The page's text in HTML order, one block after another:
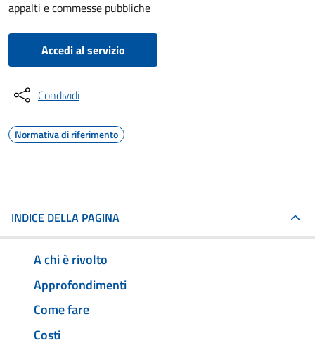
appalti e commesse pubbliche
Accedi al servizio
Condividi
Normativa di riferimento
INDICE DELLA PAGINA
A chi è rivolto
Approfondimenti
Come fare
Costi